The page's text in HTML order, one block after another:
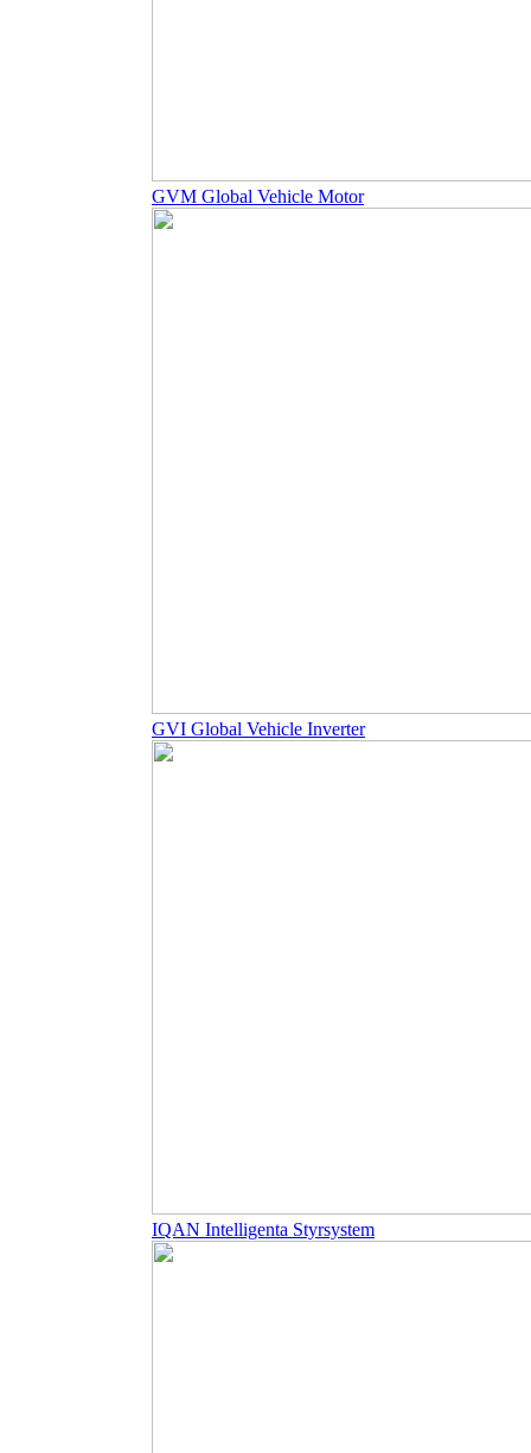
GVM Global Vehicle Motor
GVI Global Vehicle Inverter
IQAN Intelligenta Styrsystem